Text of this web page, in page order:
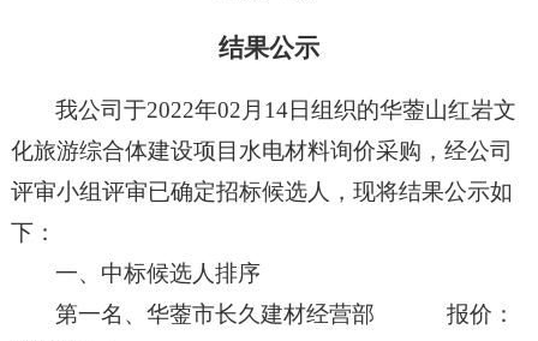
结果公示
我公司于2022年02 月 14日组织的华蓥山红岩文
化旅游综合体建设项目水电材料询价采购 ，经公司
评审小组评审已确定招标候选人，现将结果公示如
下：
一、中标候选人排序
第一名、 华蓥市长久建材经营部
报价：